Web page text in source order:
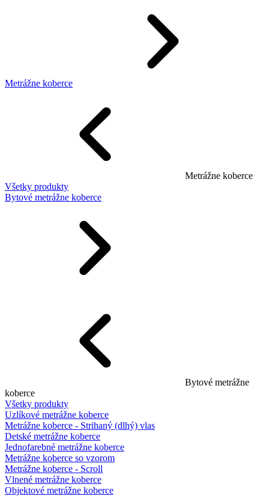
Metrážne koberce
Metrážne koberce
Všetky produkty
Bytové metrážne koberce
Bytové metrážne
koberce
Všetky produkty
Uzlíkové metrážne koberce
Metrážne koberce - Strihaný (dlhý) vlas
Detské metrážne koberce
Jednofarebné metrážne koberce
Metrážne koberce so vzorom
Metrážne koberce - Scroll
Vlnené metrážne koberce
Objektové metrážne koberce